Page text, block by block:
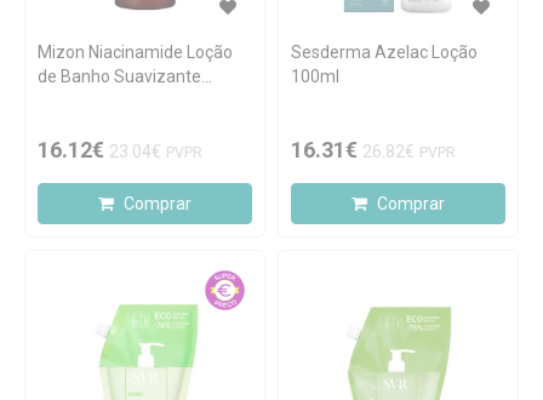
Mizon Niacinamide Loção
de Banho Suavizante
16.12€ 23.04€ PVPR
Comprar
Sesderma Azelac Loção
100ml
16.31€ 26.82€ PVPR
Comprar